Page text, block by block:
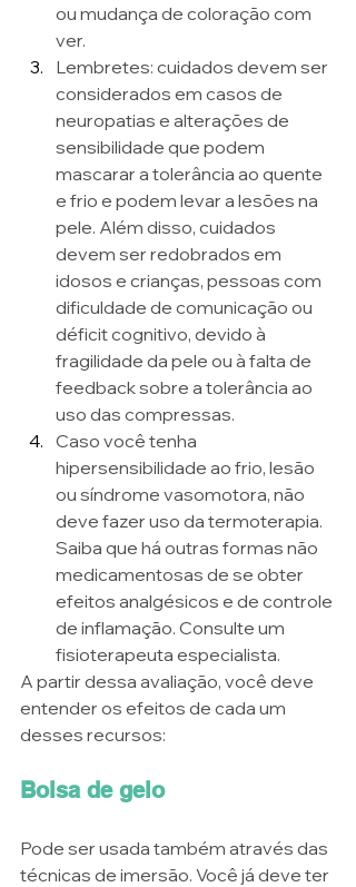
ou mudança de coloração com
ver.
Lembretes: cuidados devem ser
considerados em casos de
neuropatias e alterações de
sensibilidade que podem
mascarar a tolerância ao quente
e frio e podem levar a lesões na
pele. Além disso, cuidados
devem ser redobrados em
idosos e crianças, pessoas com
dificuldade de comunicação ou
déficit cognitivo, devido à
fragilidade da pele ou à falta de
feedback sobre a tolerância ao
uso das compressas.
Caso você tenha
hipersensibilidade ao frio, lesão
ou síndrome vasomotora, não
deve fazer uso da termoterapia.
Saiba que há outras formas não
medicamentosas de se obter
efeitos analgésicos e de controle
de inflamação. Consulte um
fisioterapeuta especialista.
A partir dessa avaliação, você deve
entender os efeitos de cada um
desses recursos:
Bolsa de gelo
Pode ser usada também através das
técnicas de imersão. Você já deve ter